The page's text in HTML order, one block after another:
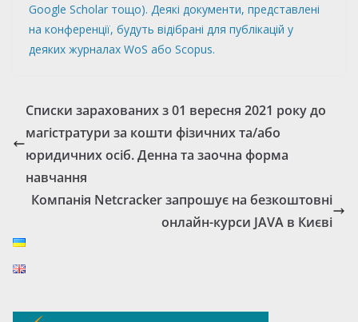
Google Scholar тощо). Деякі документи, представлені
на конференції, будуть відібрані для публікацій у
деяких журналах WoS або Scopus.
Списки зарахованих з 01 вересня 2021 року до
магістратури за кошти фізичних та/або
юридичних осіб. Денна та заочна форма
навчання
Компанія Netcracker запрошує на безкоштовні
онлайн-курси JAVA в Києві